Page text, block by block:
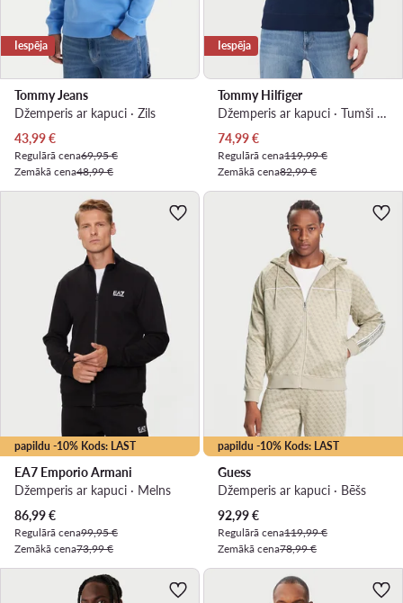
Iespēja
Tommy Jeans
Džemperis ar kapuci · Zils
Pašreizējā cena
43,99€
Regulārā cena69,95 €
Zemākā cena48,99 €
Iespēja
Tommy Hilfiger
Džemperis ar kapuci · Tumši zils
Pašreizējā cena
74,99€
Regulārā cena119,99 €
Zemākā cena82,99 €
papildu -10% Kods: LAST
EA7 Emporio Armani
Džemperis ar kapuci · Melns
Pašreizējā cena
86,99€
Regulārā cena99,95 €
Zemākā cena73,99 €
papildu -10% Kods: LAST
Guess
Džemperis ar kapuci · Bēšs
Pašreizējā cena
92,99€
Regulārā cena119,99 €
Zemākā cena78,99 €